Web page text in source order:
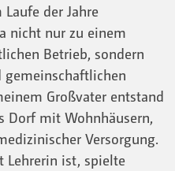
der Jahre
nicht nur zu einem
Betrieb, sondern
gemeinschaftlichen
Großvater entstand
Dorf mit Wohnhäusern,
Versorgung.
Lehrerin ist, spielte